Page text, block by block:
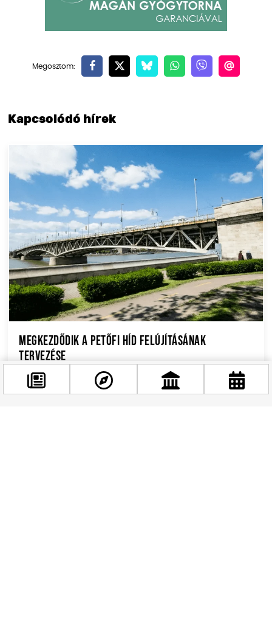
Kapcsolódó hírek
Megkezdődik a Petőfi híd felújításának
tervezése
A Petőfi híd felújításának előkészítése új
szakaszba lépett, miután a Fővárosi Közgyűlés